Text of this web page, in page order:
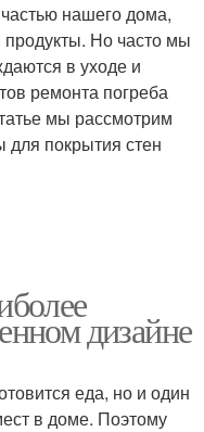
нашего дома,
Но часто мы
в уходе и
ремонта погреба
мы рассмотрим
покрытия стен
дизайне
еда, но и один
в доме. Поэтому